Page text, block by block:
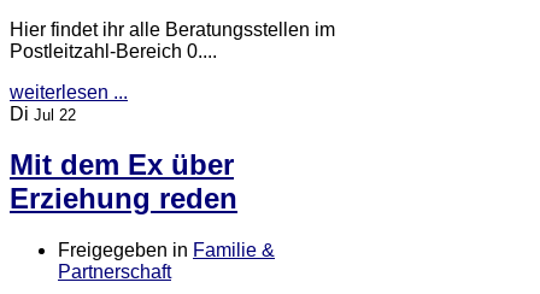
Hier findet ihr alle Beratungsstellen im
Postleitzahl-Bereich 0....
weiterlesen ...
Di Jul 22
Mit dem Ex über
Erziehung reden
Freigegeben in Familie &
Partnerschaft